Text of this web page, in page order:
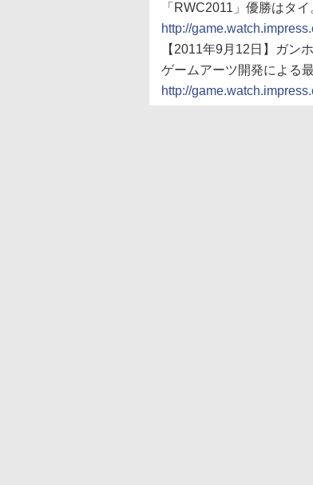
「RWC2011」優勝はタ
http://
【2011年9月12日】ガン
ゲームアーツ開発による
http://